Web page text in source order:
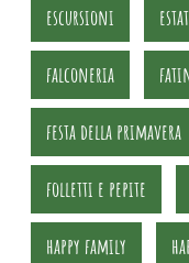
escursioni
falconeria
festa della primavera
folletti e pepite
happy family